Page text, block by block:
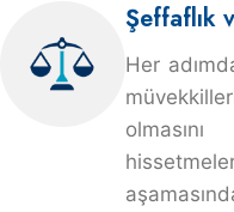
Şeffaflık
Her